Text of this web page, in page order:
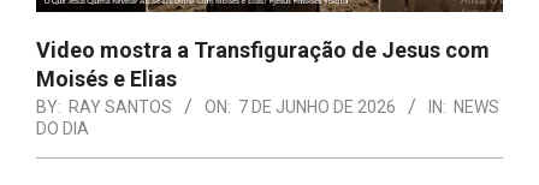
Video mostra a Transfiguração de Jesus com
Moisés e Elias
BY: RAY SANTOS ON: 7 DE JUNHO DE 2026 IN: NEWS
DO DIA